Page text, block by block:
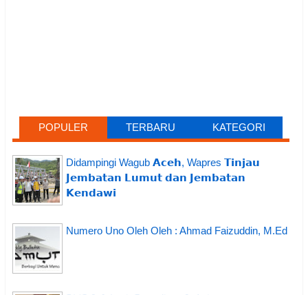
POPULER TERBARU KATEGORI
Didampingi Wagub 𝗔𝗰𝗲𝗵, Wapres 𝗧𝗶𝗻𝗷𝗮𝘂
𝗝𝗲𝗺𝗯𝗮𝘁𝗮𝗻 𝗟𝘂𝗺𝘂𝘁 𝗱𝗮𝗻 𝗝𝗲𝗺𝗯𝗮𝘁𝗮𝗻
𝗞𝗲𝗻𝗱𝗮𝘄𝗶
Numero Uno Oleh Oleh : Ahmad Faizuddin, M.Ed